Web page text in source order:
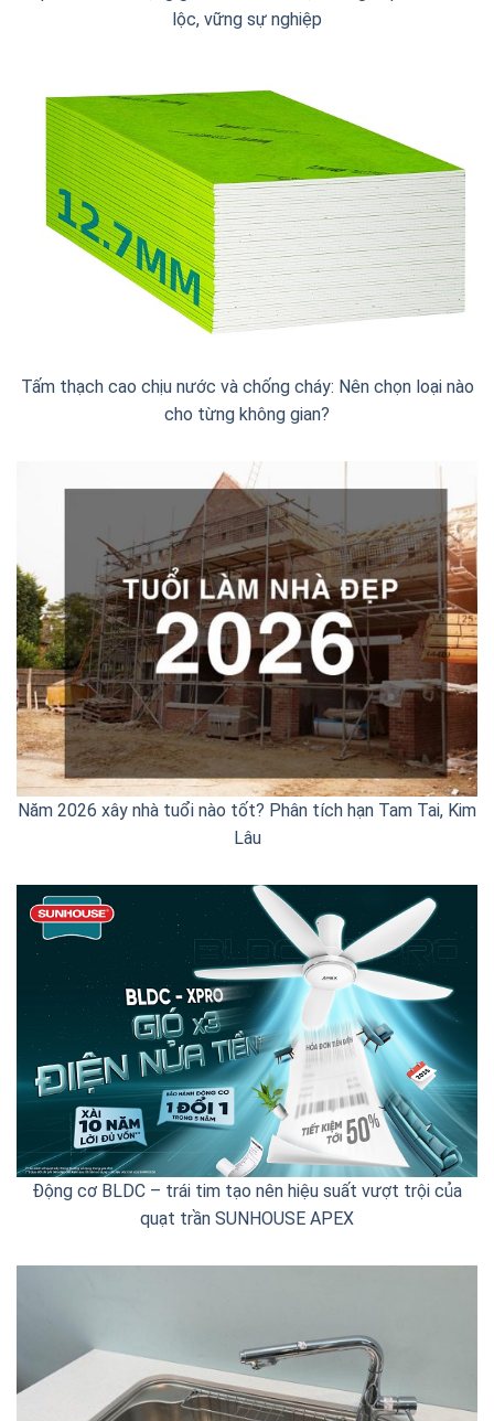
lộc, vững sự nghiệp
Tấm thạch cao chịu nước và chống cháy: Nên chọn loại nào
cho từng không gian?
Năm 2026 xây nhà tuổi nào tốt? Phân tích hạn Tam Tai, Kim
Lâu
Động cơ BLDC – trái tim tạo nên hiệu suất vượt trội của
quạt trần SUNHOUSE APEX